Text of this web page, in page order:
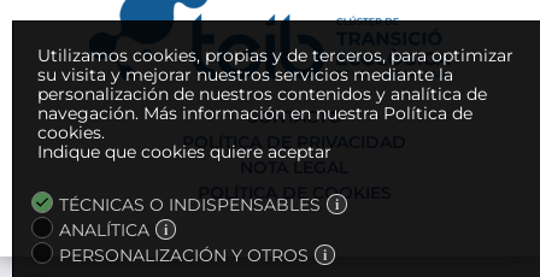
CONTACTO
POLÍTICA DE PRIVACIDAD
NOTA LEGAL
POLÍTICA DE COOKIES
Utilizamos cookies, propias y de terceros, para optimizar
su visita y mejorar nuestros servicios mediante la
personalización de nuestros contenidos y analítica de
navegación. Más información en nuestra Política de
cookies.
Indique que cookies quiere aceptar
TÉCNICAS O INDISPENSABLES
ANALÍTICA
PERSONALIZACIÓN Y OTROS